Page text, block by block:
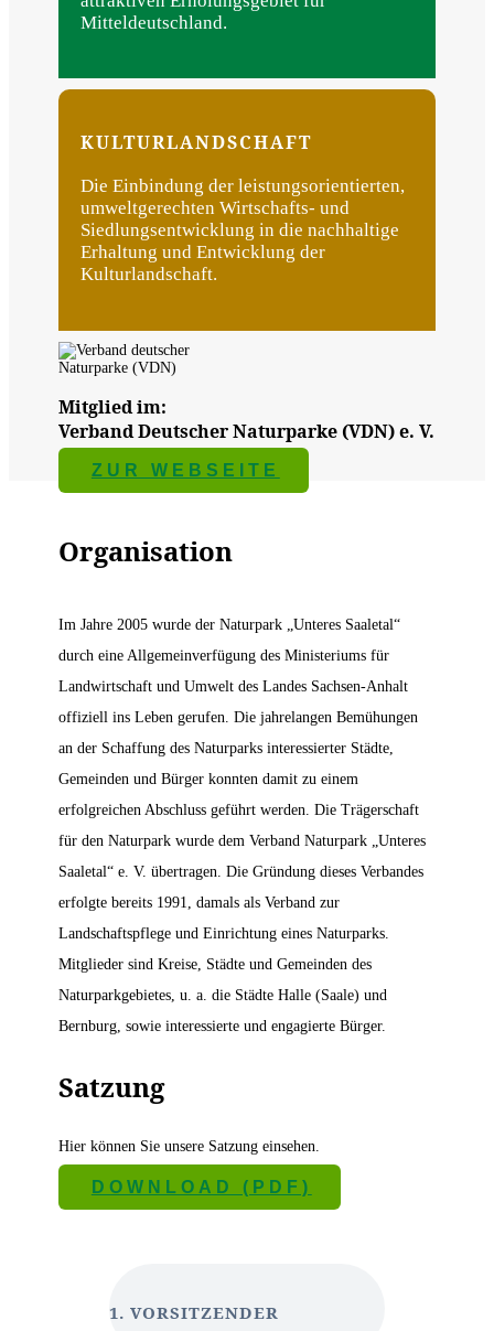
Mitteldeutschland.
KULTUR­LANDSCHAFT
Die Einbindung der leistungsorientierten,
umweltgerechten Wirtschafts- und
Siedlungsentwicklung in die nachhaltige
Erhaltung und Entwicklung der
Kulturlandschaft.
Mitglied im:
Verband Deutscher Naturparke (VDN) e. V.
ZUR WEBSEITE
Organisation
Im Jahre 2005 wurde der Naturpark „Unteres Saaletal“
durch eine Allgemeinverfügung des Ministeriums für
Landwirtschaft und Umwelt des Landes Sachsen-Anhalt
offiziell ins Leben gerufen. Die jahrelangen Bemühungen
an der Schaffung des Naturparks interessierter Städte,
Gemeinden und Bürger konnten damit zu einem
erfolgreichen Abschluss geführt werden. Die Trägerschaft
für den Naturpark wurde dem Verband Naturpark „Unteres
Saaletal“ e. V. übertragen. Die Gründung dieses Verbandes
erfolgte bereits 1991, damals als Verband zur
Landschaftspflege und Einrichtung eines Naturparks.
Mitglieder sind Kreise, Städte und Gemeinden des
Naturparkgebietes, u. a. die Städte Halle (Saale) und
Bernburg, sowie interessierte und engagierte Bürger.
Satzung
Hier können Sie unsere Satzung einsehen.
DOWNLOAD (PDF)
1. VORSITZENDER